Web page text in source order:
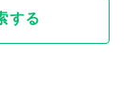
する